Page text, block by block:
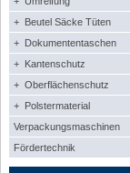
+ Beutel Säcke Tüten
+ Dokumententaschen
+ Kantenschutz
+ Oberflächenschutz
+ Polstermaterial
Verpackungsmaschinen
Fördertechnik